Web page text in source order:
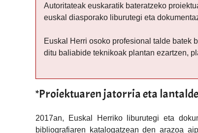
Autoritateak euskaratik bateratzeko
euskal diasporako liburutegi eta
Euskal Herri osoko profesional talde batek
ditu baliabide teknikoak plantan ezartzen,
*Proiektuaren jatorria eta
2017an, Euskal Herriko liburutegi eta
bibliografiaren katalogatzean den arazoa